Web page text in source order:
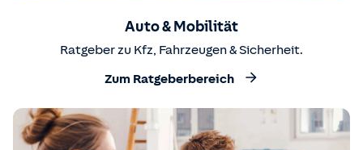
Auto & Mobilität
Ratgeber zu Kfz, Fahrzeugen & Sicherheit.
Zum Ratgeberbereich